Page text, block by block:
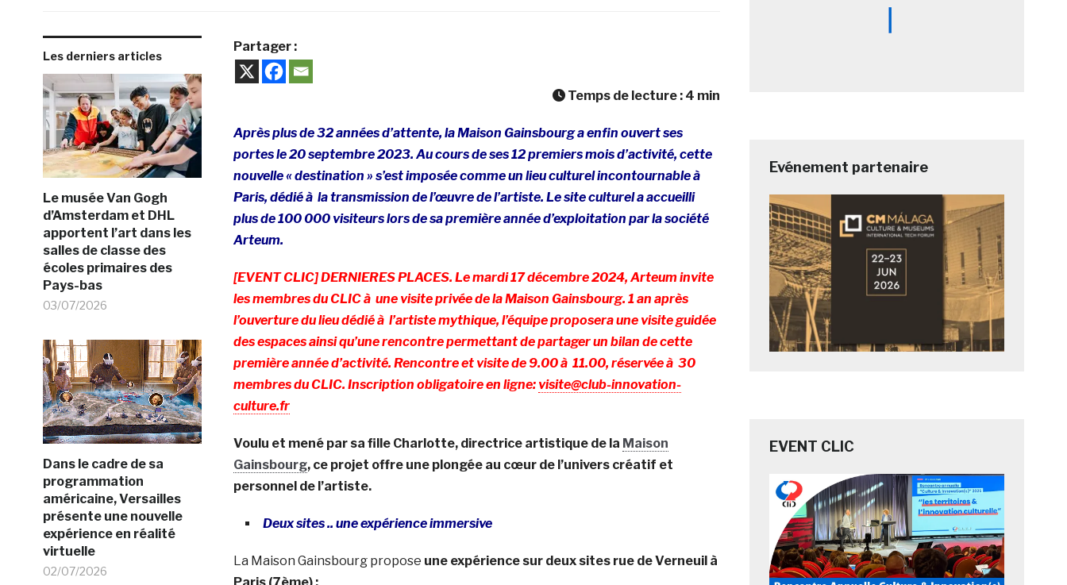
Les derniers articles
Le musée Van Gogh
d’Amsterdam et DHL
apportent l’art dans les
salles de classe des
écoles primaires des
Pays-bas
03/07/2026
Dans le cadre de sa
programmation
américaine, Versailles
présente une nouvelle
expérience en réalité
virtuelle
02/07/2026
Partager :
Temps de lecture : 4 min
Après plus de 32 années d’attente, la Maison Gainsbourg a enfin ouvert ses
portes le 20 septembre 2023. Au cours de ses 12 premiers mois d’activité, cette
nouvelle « destination » s’est imposée comme un lieu culturel incontournable à
Paris, dédié à la transmission de l’œuvre de l’artiste. Le site culturel a accueilli
plus de 100 000 visiteurs lors de sa première année d’exploitation par la société
Arteum.
[EVENT CLIC] DERNIERES PLACES. Le mardi 17 décembre 2024, Arteum invite
les membres du CLIC à une visite privée de la Maison Gainsbourg. 1 an après
l’ouverture du lieu dédié à l’artiste mythique, l’équipe proposera une visite guidée
des espaces ainsi qu’une rencontre permettant de partager un bilan de cette
première année d’activité. Rencontre et visite de 9.00 à 11.00, réservée à 30
membres du CLIC. Inscription obligatoire en ligne: visite@club-innovation-
culture.fr
Voulu et mené par sa fille Charlotte, directrice artistique de la Maison
Gainsbourg, ce projet offre une plongée au cœur de l’univers créatif et
personnel de l’artiste.
Deux sites .. une expérience immersive
La Maison Gainsbourg propose une expérience sur deux sites rue de Verneuil à
Paris (7ème) :
Evénement partenaire
EVENT CLIC